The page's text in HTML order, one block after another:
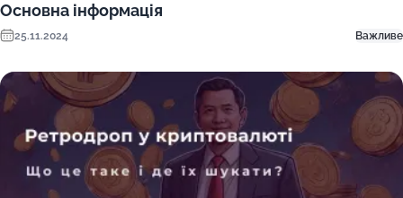
Основна інформація
25.11.2024 Важливе